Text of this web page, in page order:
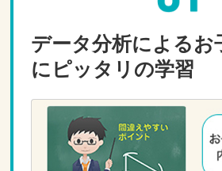
データ分析によるお
にピッタリの学習